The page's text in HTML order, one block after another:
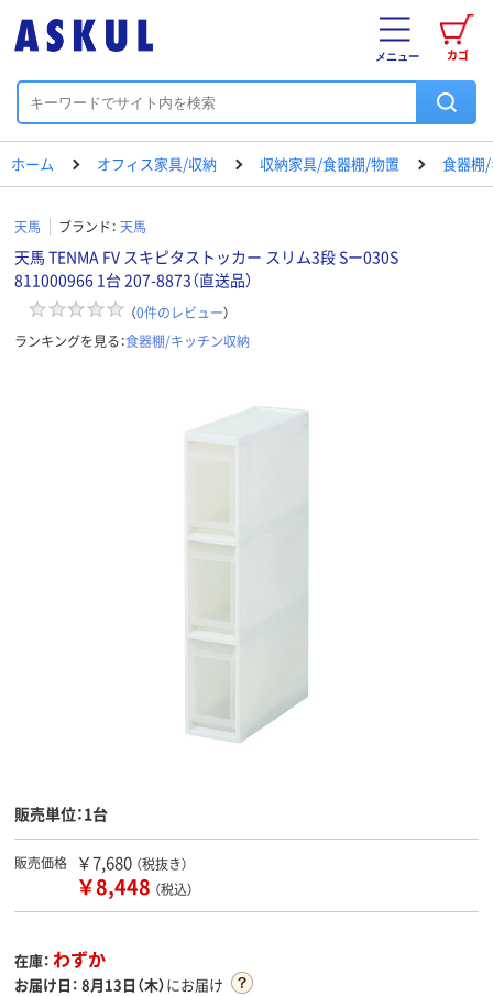
カゴ
メニュー
ホーム オフィス家具/収納 収納家具/食器棚/物置 食器棚
天馬 ブランド： 天馬
天馬 TENMA FV スキピタストッカー スリム3段 Sー030S
811000966 1台 207-8873（直送品）
（0件のレビュー）
ランキングを見る：食器棚/キッチン収納
販売単位：1台
販売価格 ￥7,680 （税抜き）
￥8,448 （税込）
在庫： わずか
お届け日： 8月13日（木）にお届け